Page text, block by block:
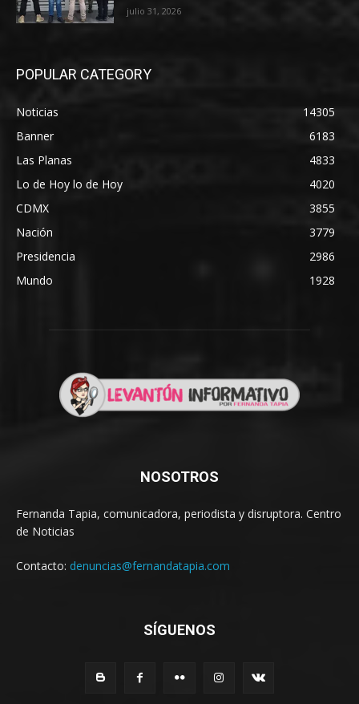
julio 31, 2026
POPULAR CATEGORY
Noticias
14305
Banner
6183
Las Planas
4833
Lo de Hoy lo de Hoy
4020
CDMX
3855
Nación
3779
Presidencia
2986
Mundo
1928
NOSOTROS
Fernanda Tapia, comunicadora, periodista y disruptora. Centro
de Noticias
Contacto: denuncias@fernandatapia.com
SÍGUENOS